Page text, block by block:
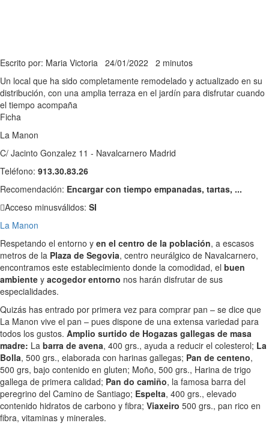
Escrito por: Maria Victoria 24/01/2022 2 minutos
Un local que ha sido completamente remodelado y actualizado en su
distribución, con una amplia terraza en el jardín para disfrutar cuando
el tiempo acompaña
Ficha
La Manon
C/ Jacinto Gonzalez 11 - Navalcarnero Madrid
Teléfono: 913.30.83.26
Recomendación: Encargar con tiempo empanadas, tartas, ...
Acceso minusválidos: SI
La Manon
Respetando el entorno y en el centro de la población, a escasos
metros de la Plaza de Segovia, centro neurálgico de Navalcarnero,
encontramos este establecimiento donde la comodidad, el buen
ambiente y acogedor entorno nos harán disfrutar de sus
especialidades.
Quizás has entrado por primera vez para comprar pan – se dice que
La Manon vive el pan – pues dispone de una extensa variedad para
todos los gustos. Amplio surtido de Hogazas gallegas de masa
madre: La barra de avena, 400 grs., ayuda a reducir el colesterol; La
Bolla, 500 grs., elaborada con harinas gallegas; Pan de centeno,
500 grs, bajo contenido en gluten; Moño, 500 grs., Harina de trigo
gallega de primera calidad; Pan do camiño, la famosa barra del
peregrino del Camino de Santiago; Espelta, 400 grs., elevado
contenido hidratos de carbono y fibra; Viaxeiro 500 grs., pan rico en
fibra, vitaminas y minerales.